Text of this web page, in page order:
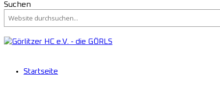
Suchen
Startseite